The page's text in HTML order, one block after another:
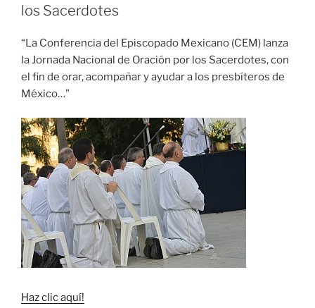
los Sacerdotes
“La Conferencia del Episcopado Mexicano (CEM) lanza
la Jornada Nacional de Oración por los Sacerdotes, con
el fin de orar, acompañar y ayudar a los presbíteros de
México…”
Haz clic aquí!